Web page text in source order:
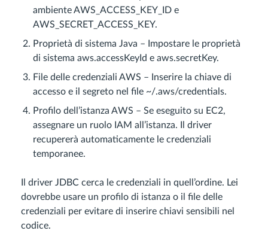
ambiente AWS_ACCESS_KEY_ID e
AWS_SECRET_ACCESS_KEY.
Proprietà di sistema Java – Impostare le proprietà
di sistema aws.accessKeyId e aws.secretKey.
File delle credenziali AWS – Inserire la chiave di
accesso e il segreto nel file ~/.aws/credentials.
Profilo dell’istanza AWS – Se eseguito su EC2,
assegnare un ruolo IAM all’istanza. Il driver
recupererà automaticamente le credenziali
temporanee.
Il driver JDBC cerca le credenziali in quell’ordine. Lei
dovrebbe usare un profilo di istanza o il file delle
credenziali per evitare di inserire chiavi sensibili nel
codice.